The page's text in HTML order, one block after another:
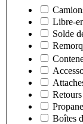
Libre-
Solde
Propane
Boîtes